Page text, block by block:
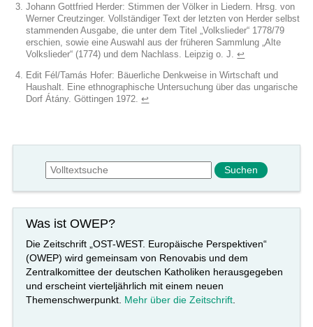
Johann Gottfried Herder: Stimmen der Völker in Liedern. Hrsg. von
Werner Creutzinger. Vollständiger Text der letzten von Herder selbst
stammenden Ausgabe, die unter dem Titel „Volkslieder“ 1778/79
erschien, sowie eine Auswahl aus der früheren Sammlung „Alte
Volkslieder“ (1774) und dem Nachlass. Leipzig o. J.↩︎
Edit Fél/Tamás Hofer: Bäuerliche Denkweise in Wirtschaft und
Haushalt. Eine ethnographische Untersuchung über das ungarische
Dorf Átány. Göttingen 1972.↩︎
Suchformular
Suche
Was ist OWEP?
Die Zeitschrift „OST-WEST. Europäische Perspektiven“
(OWEP) wird gemeinsam von Renovabis und dem
Zentralkomittee der deutschen Katholiken herausgegeben
und erscheint vierteljährlich mit einem neuen
Themenschwerpunkt. Mehr über die Zeitschrift